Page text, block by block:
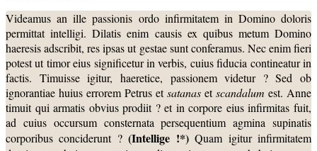
Videamus an ille passionis ordo infirmitatem in Domino doloris
permittat intelligi. Dilatis enim causis ex quibus metum Domino
haeresis adscribit, res ipsas ut gestae sunt conferamus. Nec enim fieri
potest ut timor eius significetur in verbis, cuius fiducia contineatur in
factis. Timuisse igitur, haeretice, passionem videtur ? Sed ob
ignorantiae huius errorem Petrus etsatanas etscandalum est. Anne
timuit qui armatis obvius prodiit ? et in corpore eius infirmitas fuit,
ad cuius occursum consternata persequentium agmina supinatis
corporibus conciderunt ?(Intellige !*)Quam igitur infirmitatem